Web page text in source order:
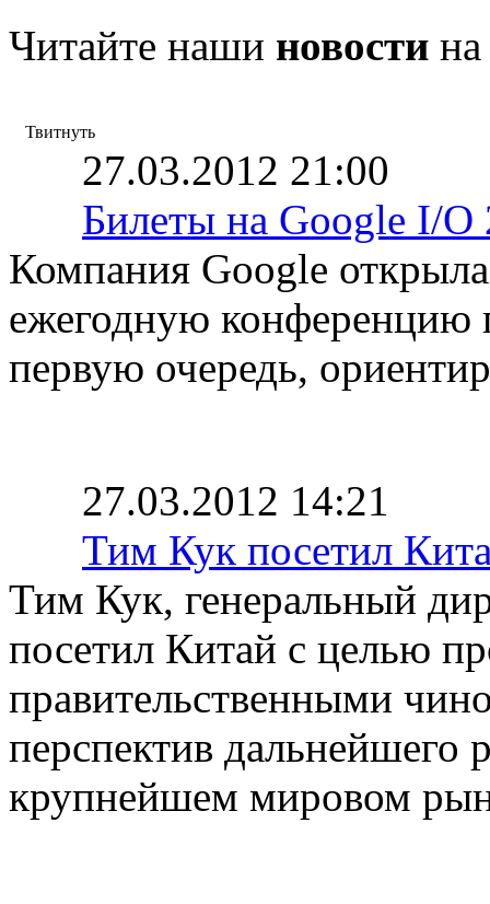
Читайте наши новости
Твитнуть
27.03.2012 21:00
Билеты на Google I/O
Компания Google
ежегодную конференцию
первую очередь,
27.03.2012 14:21
Тим Кук посетил
Тим Кук, генеральный
посетил Китай с целью
правительственными
перспектив дальнейшего
крупнейшем мировом